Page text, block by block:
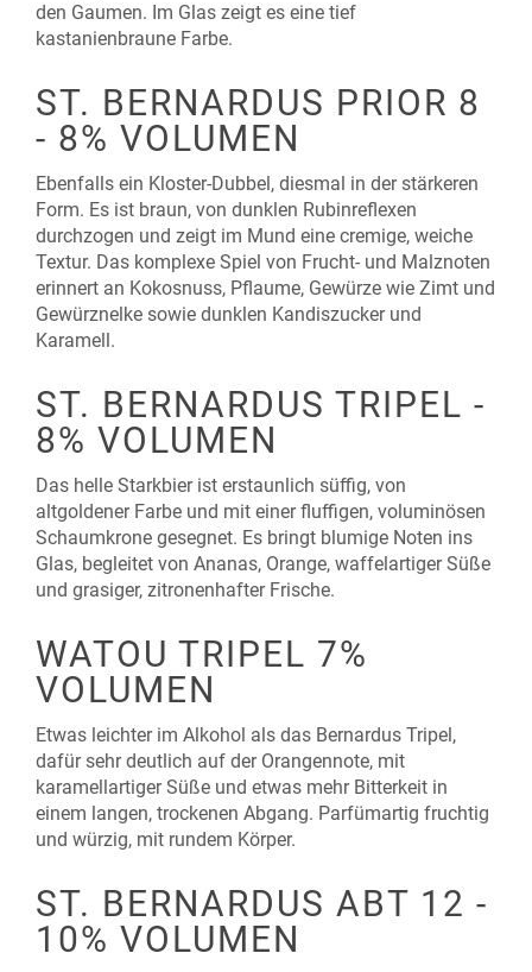
den Gaumen. Im Glas zeigt es eine tief
kastanienbraune Farbe.
ST. BERNARDUS PRIOR 8
- 8% VOLUMEN
Ebenfalls ein Kloster-Dubbel, diesmal in der stärkeren
Form. Es ist braun, von dunklen Rubinreflexen
durchzogen und zeigt im Mund eine cremige, weiche
Textur. Das komplexe Spiel von Frucht- und Malznoten
erinnert an Kokosnuss, Pflaume, Gewürze wie Zimt und
Gewürznelke sowie dunklen Kandiszucker und
Karamell.
ST. BERNARDUS TRIPEL -
8% VOLUMEN
Das helle Starkbier ist erstaunlich süffig, von
altgoldener Farbe und mit einer fluffigen, voluminösen
Schaumkrone gesegnet. Es bringt blumige Noten ins
Glas, begleitet von Ananas, Orange, waffelartiger Süße
und grasiger, zitronenhafter Frische.
WATOU TRIPEL 7%
VOLUMEN
Etwas leichter im Alkohol als das Bernardus Tripel,
dafür sehr deutlich auf der Orangennote, mit
karamellartiger Süße und etwas mehr Bitterkeit in
einem langen, trockenen Abgang. Parfümartig fruchtig
und würzig, mit rundem Körper.
ST. BERNARDUS ABT 12 -
10% VOLUMEN